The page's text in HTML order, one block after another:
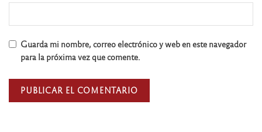
Guarda mi nombre, correo electrónico y web en este navegador
para la próxima vez que comente.